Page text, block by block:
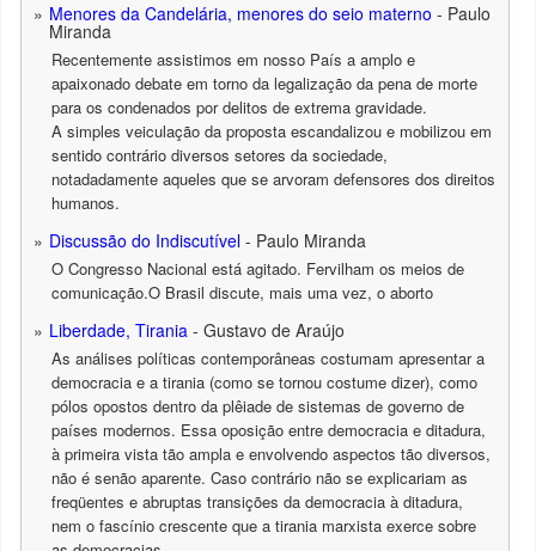
Menores da Candelária, menores do seio materno - Paulo
Miranda
Recentemente assistimos em nosso País a amplo e
apaixonado debate em torno da legalização da pena de morte
para os condenados por delitos de extrema gravidade.
A simples veiculação da proposta escandalizou e mobilizou em
sentido contrário diversos setores da sociedade,
notadadamente aqueles que se arvoram defensores dos direitos
humanos.
Discussão do Indiscutível - Paulo Miranda
O Congresso Nacional está agitado. Fervilham os meios de
comunicação.O Brasil discute, mais uma vez, o aborto
Liberdade, Tirania - Gustavo de Araújo
As análises políticas contemporâneas costumam apresentar a
democracia e a tirania (como se tornou costume dizer), como
pólos opostos dentro da plêiade de sistemas de governo de
países modernos. Essa oposição entre democracia e ditadura,
à primeira vista tão ampla e envolvendo aspectos tão diversos,
não é senão aparente. Caso contrário não se explicariam as
freqüentes e abruptas transições da democracia à ditadura,
nem o fascínio crescente que a tirania marxista exerce sobre